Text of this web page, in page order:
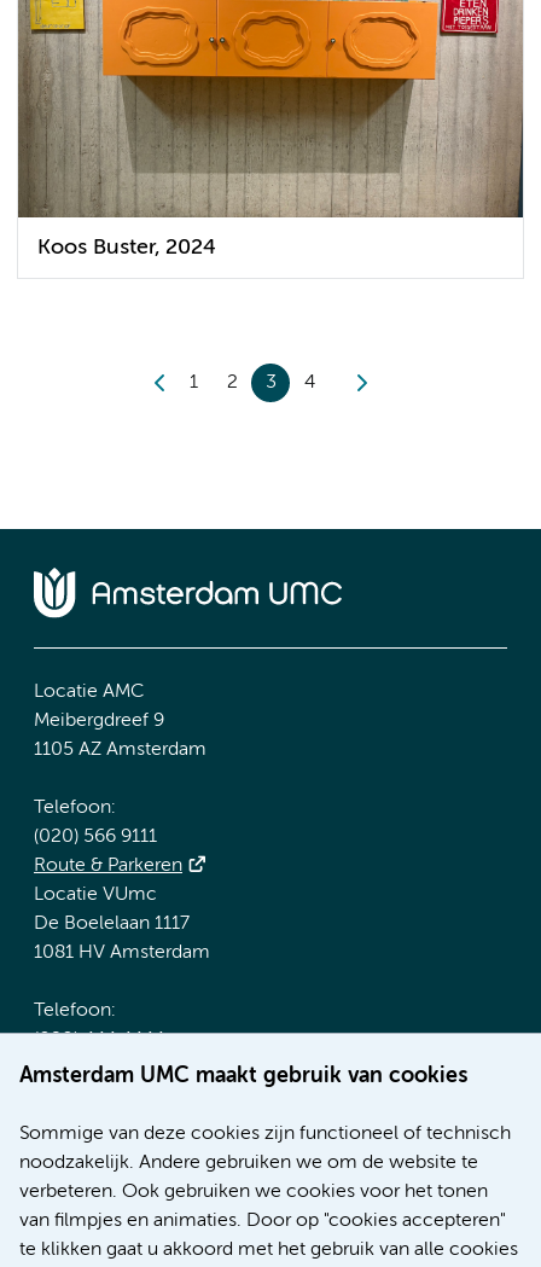
Amsterdam UMC maakt gebruik van cookies
Sommige van deze cookies zijn functioneel of technisch
noodzakelijk. Andere gebruiken we om de website te
verbeteren. Ook gebruiken we cookies voor het tonen
van filmpjes en animaties. Door op "cookies accepteren"
te klikken gaat u akkoord met het gebruik van alle cookies
Koos Buster, 2024
1 2 3 4
Locatie AMC
Meibergdreef 9
1105 AZ Amsterdam
Telefoon:
(020) 566 9111
Route & Parkeren
Locatie VUmc
De Boelelaan 1117
1081 HV Amsterdam
Telefoon:
(020) 444 4444
Route & Parkeren
Meer Amsterdam UMC websites:
Werken bij Amsterdam UMC
Over Amsterdam UMC
Nieuws
Research